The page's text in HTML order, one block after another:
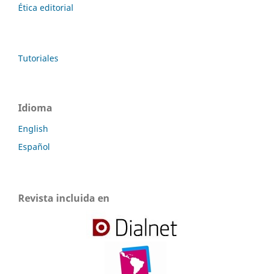
Ética editorial
Tutoriales
Idioma
English
Español
Revista incluida en